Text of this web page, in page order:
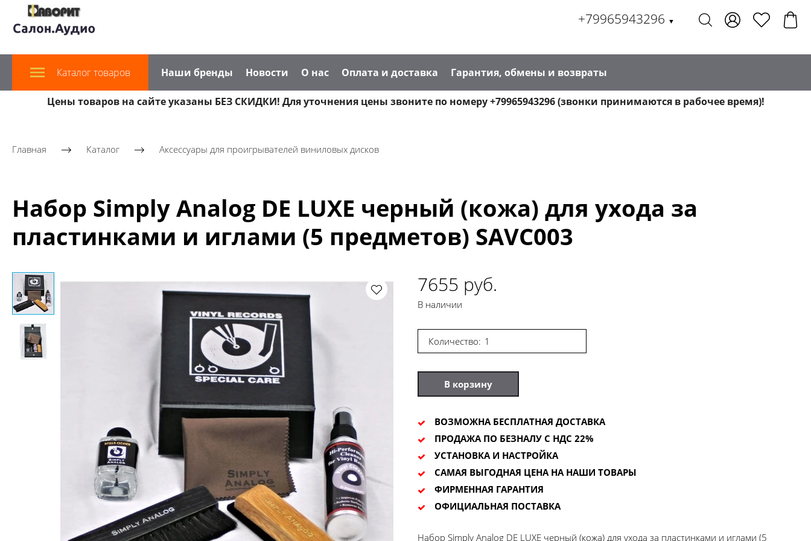
+79965943296 ▼
Каталог товаров Наши бренды Новости О нас Оплата и доставка Гарантия, обмены и возвраты
Цены товаров на сайте указаны БЕЗ СКИДКИ! Для уточнения цены звоните по номеру +79965943296 (звонки принимаются в рабочее время)!
Главная Каталог Аксессуары для проигрывателей виниловых дисков
Набор Simply Analog DE LUXE черный (кожа) для ухода за
пластинками и иглами (5 предметов) SAVC003
7655 руб.
В наличии
Количество:
В корзину
ВОЗМОЖНА БЕСПЛАТНАЯ ДОСТАВКА
ПРОДАЖА ПО БЕЗНАЛУ С НДС 22%
УСТАНОВКА И НАСТРОЙКА
САМАЯ ВЫГОДНАЯ ЦЕНА НА НАШИ ТОВАРЫ
ФИРМЕННАЯ ГАРАНТИЯ
ОФИЦИАЛЬНАЯ ПОСТАВКА
Набор Simply Analog DE LUXE черный (кожа) для ухода за пластинками и иглами (5